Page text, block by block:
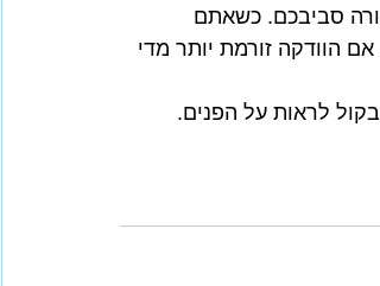
סביבכם. כשאתם
הוודקה זורמת יותר מדי
לראות על הפנים.